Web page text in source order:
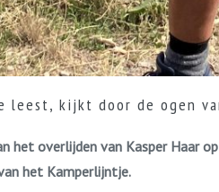
leest, kijkt door de ogen
het overlijden van Kasper Haar
het Kamperlijntje.